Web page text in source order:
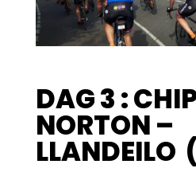
DAG 3 :
NORTON –
LLANDEILO